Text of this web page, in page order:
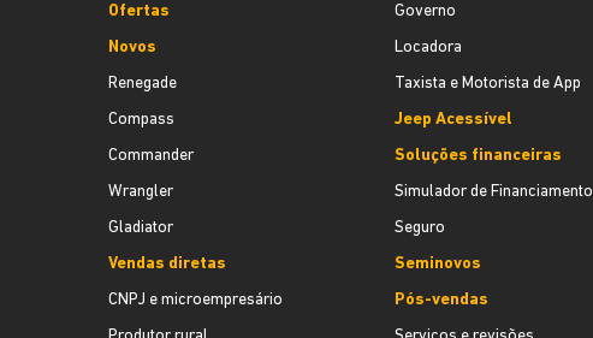
Ofertas
Novos
Renegade
Compass
Commander
Wrangler
Gladiator
Vendas diretas
CNPJ e microempresário
Governo
Locadora
Taxista e Motorista de App
Jeep Acessível
Soluções financeiras
Simulador de Financiamento
Seguro
Seminovos
Pós-vendas